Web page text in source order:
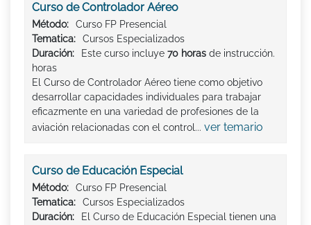
Curso de Controlador Aéreo
Método:
Curso FP Presencial
Tematica:
Cursos Especializados
Duración:
Este curso incluye 70 horas de instrucción.
horas
El Curso de Controlador Aéreo tiene como objetivo
desarrollar capacidades individuales para trabajar
eficazmente en una variedad de profesiones de la
aviación relacionadas con el control... ver temario
Curso de Educación Especial
Método:
Curso FP Presencial
Tematica:
Cursos Especializados
Duración:
El Curso de Educación Especial tienen una